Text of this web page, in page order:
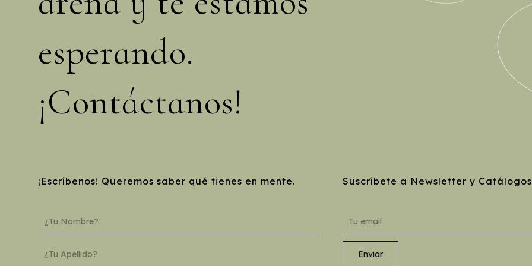
esperando.
¡Contáctanos!
¡Escríbenos! Queremos saber qué tienes en mente. Suscríbete a Newsletter y